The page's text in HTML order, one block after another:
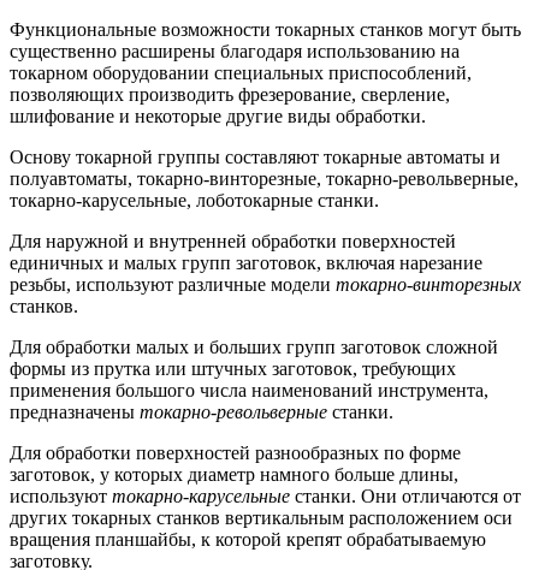
Функциональные возможности токарных станков могут быть
существенно расширены благодаря использованию на
токарном оборудовании специальных приспособлений,
позволяющих производить фрезерование, сверление,
шлифование и некоторые другие виды обработки.
Основу токарной группы составляют токарные автоматы и
полуавтоматы, токарно-винторезные, токарно-револьверные,
токарно-карусельные, лоботокарные станки.
Для наружной и внутренней обработки поверхностей
единичных и малых групп заготовок, включая нарезание
резьбы, используют различные модели токарно-винторезных
станков.
Для обработки малых и больших групп заготовок сложной
формы из прутка или штучных заготовок, требующих
применения большого числа наименований инструмента,
предназначены токарно-револьверные станки.
Для обработки поверхностей разнообразных по форме
заготовок, у которых диаметр намного больше длины,
используют токарно-карусельные станки. Они отличаются от
других токарных станков вертикальным расположением оси
вращения планшайбы, к которой крепят обрабатываемую
заготовку.